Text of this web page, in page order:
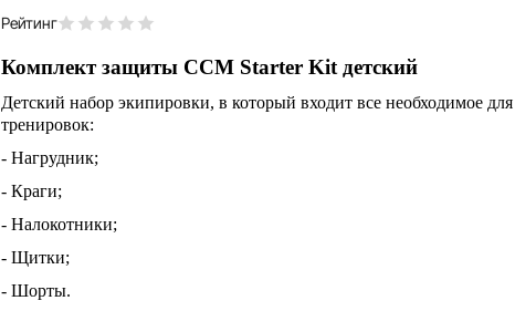
Рейтинг
Комплект защиты CCM Starter Kit детский
Детский набор экипировки, в который входит все необходимое для
тренировок:
- Нагрудник;
- Краги;
- Налокотники;
- Щитки;
- Шорты.